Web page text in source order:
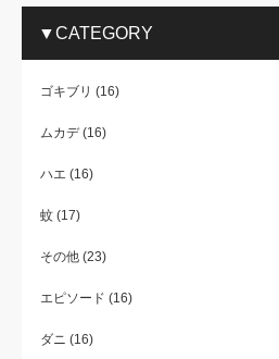
▼CATEGORY
ゴキブリ (16)
ムカデ(16)
ハエ (16)
蚊 (17)
その他 (23)
エピソード (16)
ダニ (16)